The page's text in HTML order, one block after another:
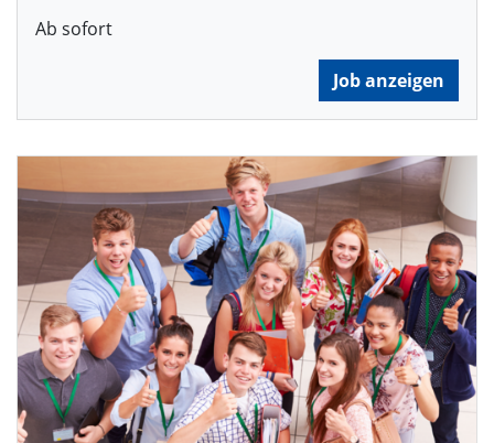
Ab sofort
Job anzeigen